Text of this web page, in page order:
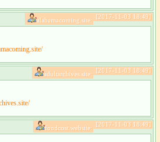
[2017-11-03 18:49]
alabamacoming.site:
[2017-11-03 18:49]
adultarchives.site:
[2017-11-03 18:49]
foodcost.website: